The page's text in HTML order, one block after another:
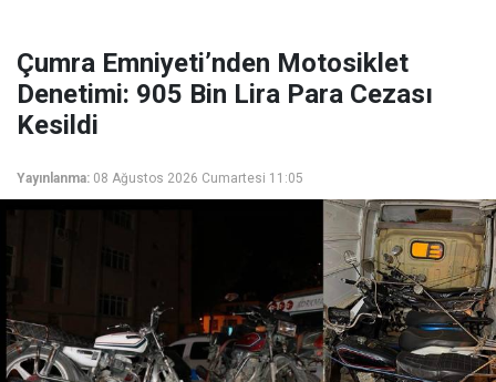
Çumra Emniyeti’nden Motosiklet
Denetimi: 905 Bin Lira Para Cezası
Kesildi
Yayınlanma: 08 Ağustos 2026 Cumartesi 11:05